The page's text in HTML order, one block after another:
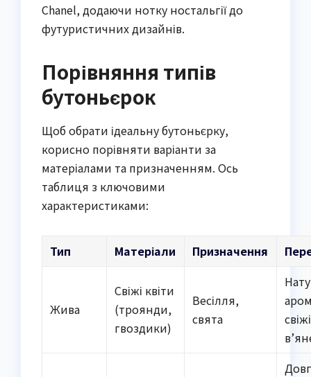
Chanel, додаючи нотку ностальгії до
футуристичних дизайнів.
Порівняння типів
бутоньєрок
Щоб обрати ідеальну бутоньєрку,
корисно порівняти варіанти за
матеріалами та призначенням. Ось
таблиця з ключовими
характеристиками:
Тип Матеріали Призначення
Жива
Свіжі квіти
(троянди,
гвоздики)
Весілля,
свята